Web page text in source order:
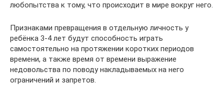
любопытства к тому, что происходит в мире вокруг него.
Признаками превращения в отдельную личность у
ребёнка 3-4 лет будут способность играть
самостоятельно на протяжении коротких периодов
времени, а также время от времени выражение
недовольства по поводу накладываемых на него
ограничений и запретов.